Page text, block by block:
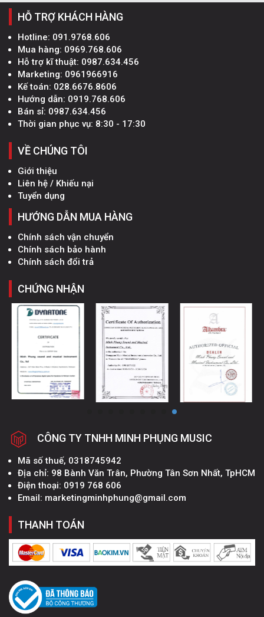
HỖ TRỢ KHÁCH HÀNG
Hotline: 091.9768.606
Mua hàng: 0969.768.606
Hỗ trợ kĩ thuật: 0987.634.456
Marketing: 0961966916
Kế toán: 028.6676.8606
Hướng dẫn: 0919.768.606
Bán sỉ: 0987.634.456
Thời gian phục vụ: 8:30 - 17:30
VỀ CHÚNG TÔI
Giới thiệu
Liên hệ / Khiếu nại
Tuyển dụng
HƯỚNG DẪN MUA HÀNG
Chính sách vận chuyển
Chính sách bảo hành
Chính sách đổi trả
CHỨNG NHẬN
CÔNG TY TNHH MINH PHỤNG MUSIC
Mã số thuế, 0318745942
Địa chỉ: 98 Bành Văn Trân, Phường Tân Sơn Nhất, TpHCM
Điện thoại: 0919 768 606
Email: marketingminhphung@gmail.com
THANH TOÁN